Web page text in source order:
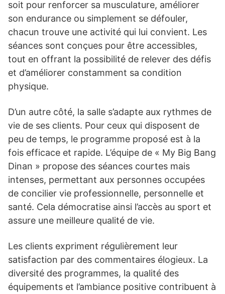
soit pour renforcer sa musculature, améliorer
son endurance ou simplement se défouler,
chacun trouve une activité qui lui convient. Les
séances sont conçues pour être accessibles,
tout en offrant la possibilité de relever des défis
et d’améliorer constamment sa condition
physique.
D’un autre côté, la salle s’adapte aux rythmes de
vie de ses clients. Pour ceux qui disposent de
peu de temps, le programme proposé est à la
fois efficace et rapide. L’équipe de « My Big Bang
Dinan » propose des séances courtes mais
intenses, permettant aux personnes occupées
de concilier vie professionnelle, personnelle et
santé. Cela démocratise ainsi l’accès au sport et
assure une meilleure qualité de vie.
Les clients expriment régulièrement leur
satisfaction par des commentaires élogieux. La
diversité des programmes, la qualité des
équipements et l’ambiance positive contribuent à